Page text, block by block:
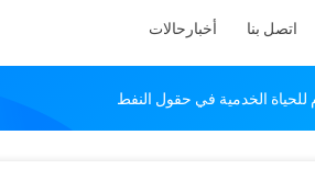
اتصل بنا أخبار حالات